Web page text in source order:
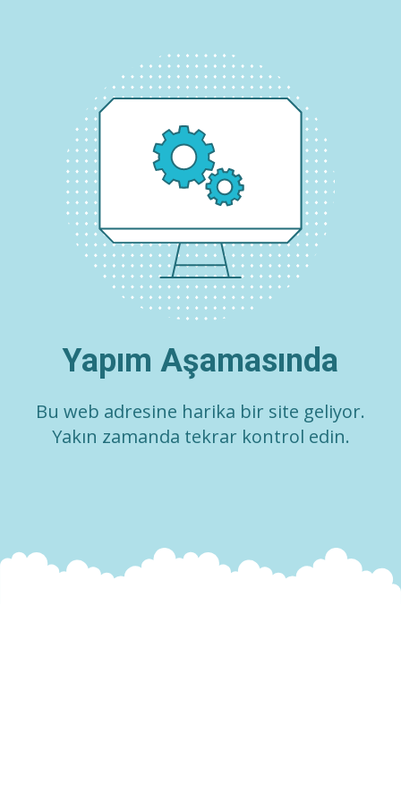
Yapım Aşamasında
Bu web adresine harika bir site geliyor.
Yakın zamanda tekrar kontrol edin.